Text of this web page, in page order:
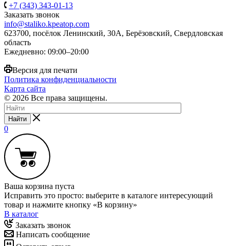
+7 (343) 343-01-13
Заказать звонок
info@staliko.kpeatop.com
623700, посёлок Ленинский, 30А, Берёзовский, Свердловская
область
Ежедневно: 09:00–20:00
Версия для печати
Политика конфиденциальности
Карта сайта
© 2026 Все права защищены.
Найти
0
Ваша корзина пуста
Исправить это просто: выберите в каталоге интересующий
товар и нажмите кнопку «В корзину»
В каталог
Заказать звонок
Написать сообщение